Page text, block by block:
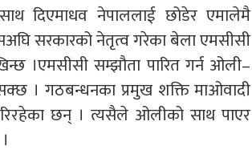
दिएमाधव नेपाललाई छोडेर एमालेमै
सरकारको नेतृत्व गरेका बेला एमसीसी
।एमसीसी सम्झौता पारित गर्न ओली–
। गठबन्धनका प्रमुख शक्ति माओवादी
छन् । त्यसैले ओलीको साथ पाएर